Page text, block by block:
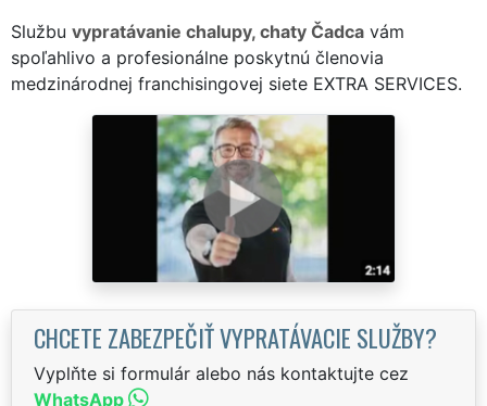
Službu vypratávanie chalupy, chaty Čadca vám
spoľahlivo a profesionálne poskytnú členovia
medzinárodnej franchisingovej siete EXTRA SERVICES.
CHCETE ZABEZPEČIŤ VYPRATÁVACIE SLUŽBY?
Vyplňte si formulár alebo nás kontaktujte cez
WhatsApp